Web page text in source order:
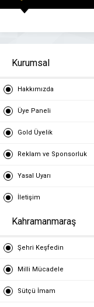
Kurumsal
Hakkımızda
Üye Paneli
Gold Üyelik
Reklam ve Sponsorluk
Yasal Uyarı
İletişim
Kahramanmaraş
Şehri Keşfedin
Milli Mücadele
Sütçü İmam